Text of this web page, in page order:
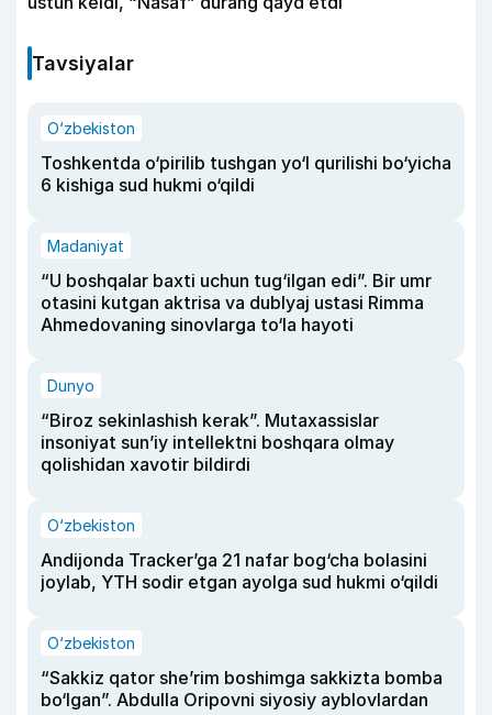
Tavsiyalar
O‘zbekiston
Toshkentda o‘pirilib tushgan yo‘l qurilishi bo‘yicha
6 kishiga sud hukmi o‘qildi
Madaniyat
“U boshqalar baxti uchun tug‘ilgan edi”. Bir umr
otasini kutgan aktrisa va dublyaj ustasi Rimma
Ahmedovaning sinovlarga to‘la hayoti
Dunyo
“Biroz sekinlashish kerak”. Mutaxassislar
insoniyat sun’iy intellektni boshqara olmay
qolishidan xavotir bildirdi
O‘zbekiston
Andijonda Tracker’ga 21 nafar bog‘cha bolasini
joylab, YTH sodir etgan ayolga sud hukmi o‘qildi
O‘zbekiston
“Sakkiz qator she’rim boshimga sakkizta bomba
bo‘lgan”. Abdulla Oripovni siyosiy ayblovlardan